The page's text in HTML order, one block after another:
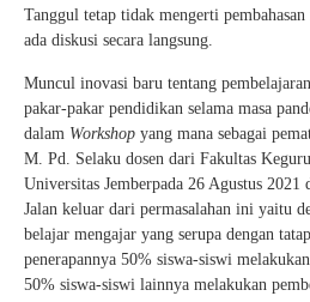
Tanggul tetap tidak mengerti
ada diskusi secara langsung.
Muncul inovasi baru tentang pembelajaran
pakar-pakar pendidikan selama masa
dalam Workshop yang mana sebagai
M. Pd. Selaku dosen dari Fakultas
Universitas Jemberpada 26 Agustus
Jalan keluar dari permasalahan ini yaitu
belajar mengajar yang serupa dengan
penerapannya 50% siswa-siswi
50% siswa-siswi lainnya melakukan